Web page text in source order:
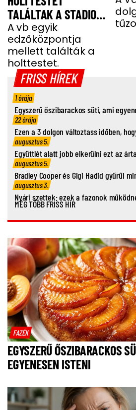
TALÁLTAK A STADION
MELLETTI
PARKOLÓBAN
A vb egyik
edzőközpontja
mellett találták a
holttestet.
FRISS HÍREK
1 órája
Egyszerű őszibarackos süti, ami
22 órája
Ezen a 3 dolgon változtass időben,
augusztus 5.
Együttlét alatt jobb elkerülni ezt az
augusztus 5.
Bradley Cooper és Gigi Hadid gyűrűi
augusztus 3.
Nyári szettek: ezek a fazonok
MÉG TÖBB FRISS HÍR
FAZÉK
EGYSZERŰ ŐSZIBARACKOS
EGYENESEN ISTENI